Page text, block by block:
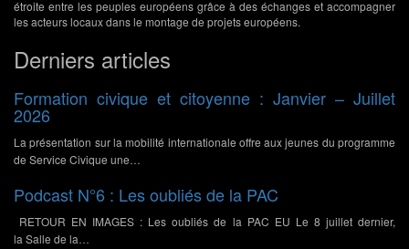
étroite entre les peuples européens grâce à des échanges et accompagner
les acteurs locaux dans le montage de projets européens.
Derniers articles
Formation civique et citoyenne : Janvier – Juillet
2026
La présentation sur la mobilité internationale offre aux jeunes du programme
de Service Civique une…
Podcast N°6 : Les oubliés de la PAC
RETOUR EN IMAGES : Les oubliés de la PAC EU Le 8 juillet dernier,
la Salle de la…